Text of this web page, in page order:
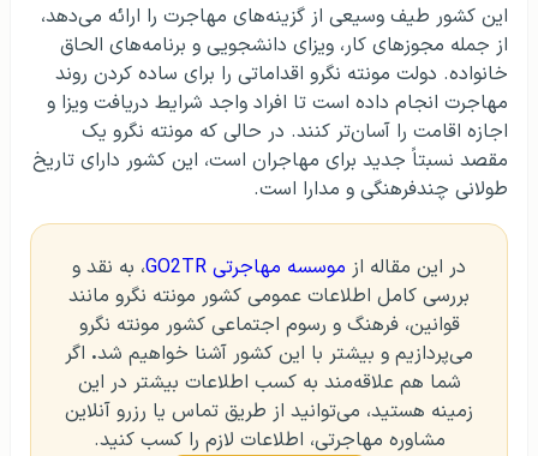
این کشور طیف وسیعی از گزینه‌های مهاجرت را ارائه می‌دهد،
از جمله مجوزهای کار، ویزای دانشجویی و برنامه‌های الحاق
خانواده. دولت مونته نگرو اقداماتی را برای ساده کردن روند
مهاجرت انجام داده است تا افراد واجد شرایط دریافت ویزا و
اجازه اقامت را آسان‌تر کنند. در حالی که مونته نگرو یک
مقصد نسبتاً جدید برای مهاجران است، این کشور دارای تاریخ
طولانی چندفرهنگی و مدارا است.
در این مقاله از موسسه مهاجرتی GO2TR
، به نقد و
بررسی کامل اطلاعات عمومی کشور مونته نگرو مانند
قوانین، فرهنگ و رسوم اجتماعی کشور مونته نگرو
می‌پردازیم و بیشتر با این کشور آشنا خواهیم شد. اگر
شما هم علاقه‌مند به کسب اطلاعات بیشتر در این
زمینه هستید، می‌توانید از طریق تماس یا رزرو آنلاین
مشاوره مهاجرتی، اطلاعات لازم را کسب کنید.